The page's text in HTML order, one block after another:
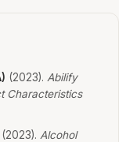
(2023). Abilify
Characteristics
(2023). Alcohol